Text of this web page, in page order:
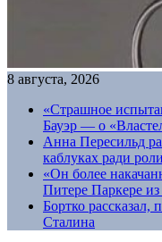
8 августа, 2026
«Страшное
Бауэр — о
Анна Пересильд
каблуках ради
«Он более
Питере Паркере
Бортко
Сталина